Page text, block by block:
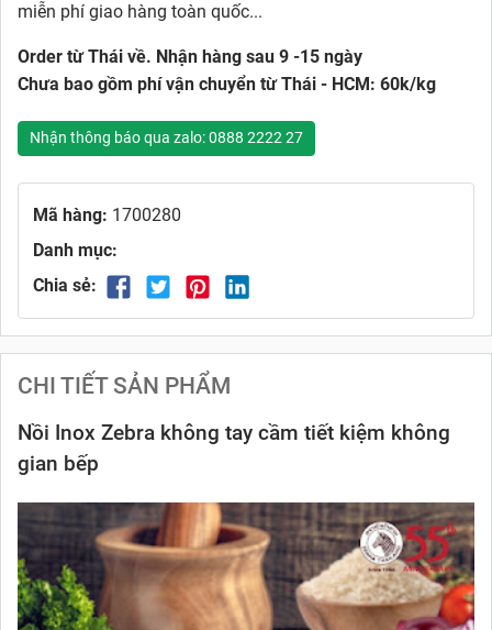
miễn phí giao hàng toàn quốc...
Order từ Thái về. Nhận hàng sau 9 -15 ngày
Chưa bao gồm phí vận chuyển từ Thái - HCM: 60k/kg
Nhận thông báo qua zalo: 0888 2222 27
Mã hàng: 1700280
Danh mục:
Chia sẻ:
CHI TIẾT SẢN PHẨM
Nồi Inox Zebra không tay cầm tiết kiệm không
gian bếp